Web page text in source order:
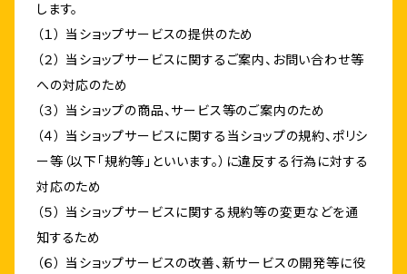
します。
（１） 当ショップサービスの提供のため
（２） 当ショップサービスに関するご案内、お問い合わせ等
への対応のため
（３） 当ショップの商品、サービス等のご案内のため
（４） 当ショップサービスに関する当ショップの規約、ポリシ
ー等（以下「規約等」といいます。）に違反する行為に対する
対応のため
（５） 当ショップサービスに関する規約等の変更などを通
知するため
（６） 当ショップサービスの改善、新サービスの開発等に役